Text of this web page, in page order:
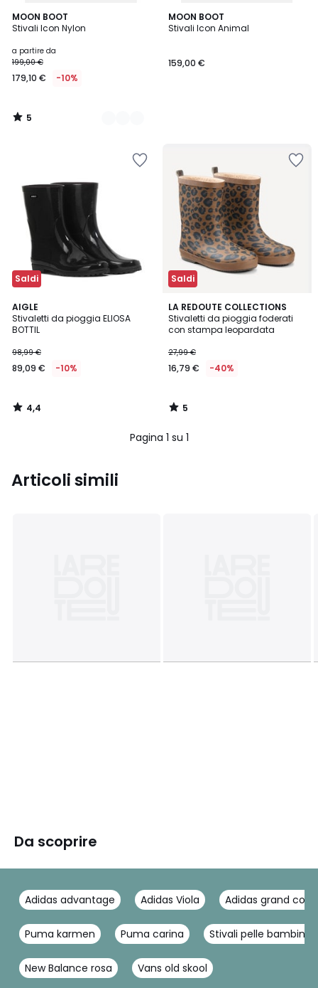
MOON BOOT
Stivali Icon Nylon
a partire da
199,00 €
179,10 € -10%
5
/
5
Colori
5
/
MOON BOOT
Stivali Icon Animal
159,00 €
Saldi
AIGLE
Stivaletti da pioggia ELIOSA
BOTTIL
98,99 €
89,09 € -10%
4,4
/ 5
4,4
/
Saldi
LA REDOUTE COLLECTIONS
Stivaletti da pioggia foderati
con stampa leopardata
27,99 €
16,79 € -40%
5
/
5
5
/
Pagina 1 su 1
Articoli simili
Da scoprire
Adidas advantage Adidas Viola Adidas grand
Puma karmen Puma carina Stivali pelle bambina
New Balance rosa Vans old skool